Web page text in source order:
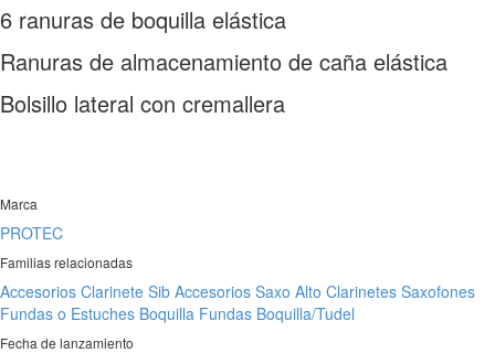
6 ranuras de boquilla elástica
Ranuras de almacenamiento de caña elástica
Bolsillo lateral con cremallera
Marca
PROTEC
Familias relacionadas
Accesorios Clarinete Sib Accesorios Saxo Alto Clarinetes Saxofones
Fundas o Estuches Boquilla Fundas Boquilla/Tudel
Fecha de lanzamiento